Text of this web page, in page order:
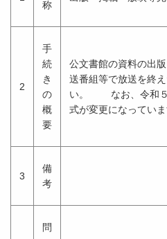
称
2
手
続
き
の
概
要
公文書館の資料の出
送番組等で放送を終
い。 なお、令和５
式が変更になっていま
3
備
考
問